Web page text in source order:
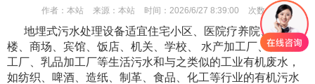
作者： 本站 来源： 本站 时间： 2026/6/27 8:39:00 次数：
地埋式污水处理设备适宜住宅小区、医院疗养院、办公
楼、商场、宾馆、饭店、机关、学校、 水产加工厂、牲蓄加
工厂、乳品加工厂等生活污水和与之类似的工业有机废水，
如纺织、啤酒、造纸、制革、食品、化工等行业的有机污水